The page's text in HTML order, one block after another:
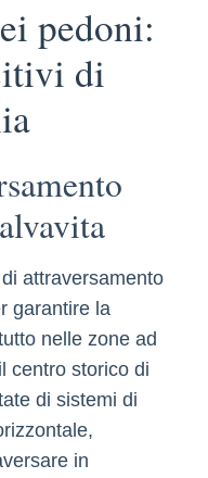
pedoni:
di
attraversamento
garantire la
nelle zone ad
centro storico di
di sistemi di
in